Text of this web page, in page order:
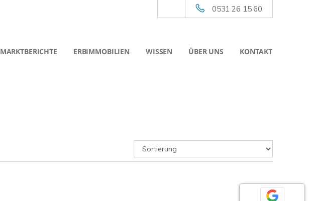
0531 26 15 60
MARKTBERICHTE ERBIMMOBILIEN WISSEN ÜBER UNS KONTAKT